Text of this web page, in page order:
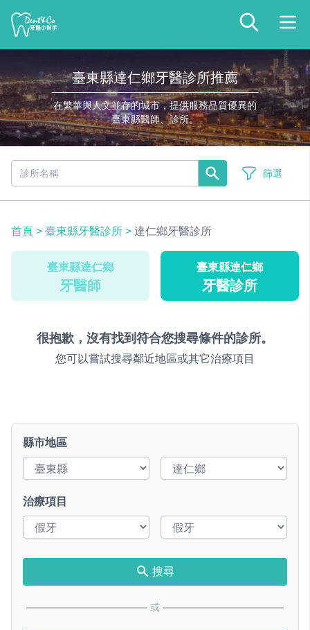
臺東縣達仁鄉牙醫診所推薦
在繁華與人文並存的城市，提供服務品質優異的
臺東縣醫師、診所。
篩選
首頁 > 臺東縣牙醫診所 > 達仁鄉牙醫診所
臺東縣達仁鄉
牙醫師
臺東縣達仁鄉
牙醫診所
很抱歉，沒有找到符合您搜尋條件的診所。
您可以嘗試搜尋鄰近地區或其它治療項目
縣市地區
治療項目
搜尋
或